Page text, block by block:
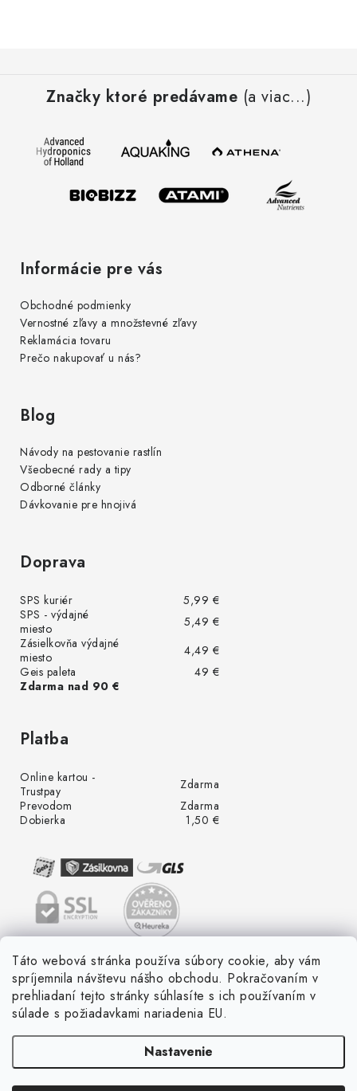
Táto webová stránka používa súbory cookie, aby vám
spríjemnila návštevu nášho obchodu. Pokračovaním v
prehliadaní tejto stránky súhlasíte s ich používaním v
súlade s požiadavkami nariadenia EU.
Nastavenie
Značky ktoré predávame (a viac...)
Informácie pre vás
Obchodné podmienky
Vernostné zľavy a množstevné zľavy
Reklamácia tovaru
Prečo nakupovať u nás?
Blog
Návody na pestovanie rastlín
Všeobecné rady a tipy
Odborné články
Dávkovanie pre hnojivá
Doprava
SPS kuriér
5,99 €
SPS - výdajné
miesto
5,49 €
Zásielkovňa výdajné
miesto
4,49 €
Geis paleta
49 €
Zdarma nad 90 €
Platba
Online kartou -
Trustpay
Zdarma
Prevodom
Zdarma
Dobierka
1,50 €